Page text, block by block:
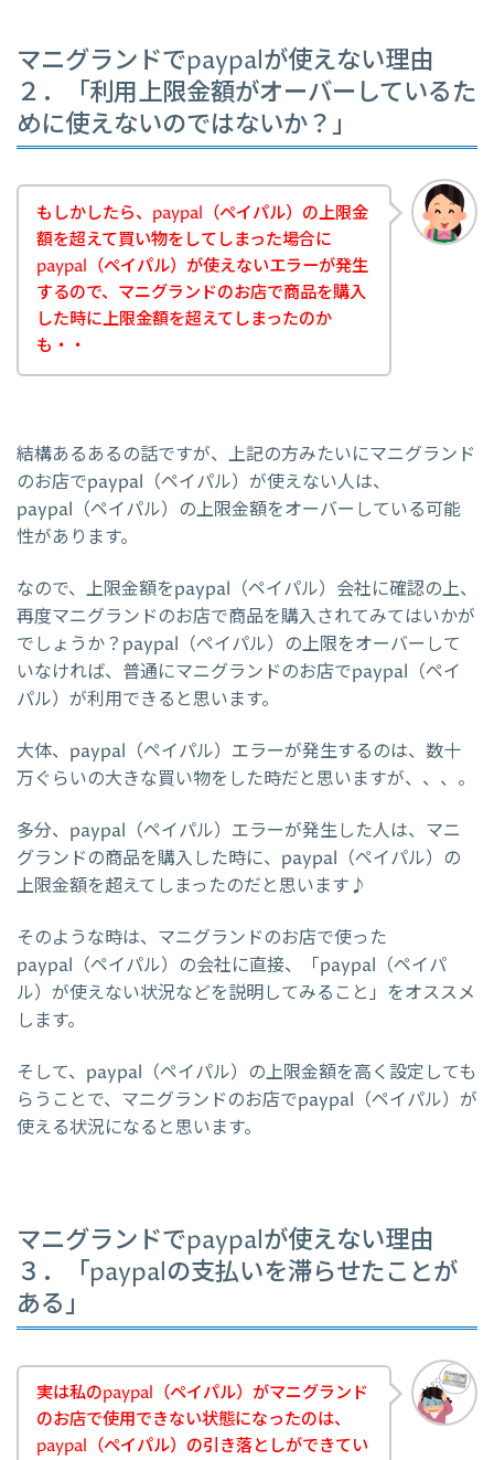
マニグランドでpaypalが使えない理由
２．「利用上限金額がオーバーしているた
めに使えないのではないか？」
もしかしたら、paypal（ペイパル）の上限金
額を超えて買い物をしてしまった場合に
paypal（ペイパル）が使えないエラーが発生
するので、マニグランドのお店で商品を購入
した時に上限金額を超えてしまったのか
も・・
結構あるあるの話ですが、上記の方みたいにマニグランド
のお店でpaypal（ペイパル）が使えない人は、
paypal（ペイパル）の上限金額をオーバーしている可能
性があります。
なので、上限金額をpaypal（ペイパル）会社に確認の上、
再度マニグランドのお店で商品を購入されてみてはいかが
でしょうか？paypal（ペイパル）の上限をオーバーして
いなければ、普通にマニグランドのお店でpaypal（ペイ
パル）が利用できると思います。
大体、paypal（ペイパル）エラーが発生するのは、数十
万ぐらいの大きな買い物をした時だと思いますが、、、。
多分、paypal（ペイパル）エラーが発生した人は、マニ
グランドの商品を購入した時に、paypal（ペイパル）の
上限金額を超えてしまったのだと思います♪
そのような時は、マニグランドのお店で使った
paypal（ペイパル）の会社に直接、「paypal（ペイパ
ル）が使えない状況などを説明してみること」をオススメ
します。
そして、paypal（ペイパル）の上限金額を高く設定しても
らうことで、マニグランドのお店でpaypal（ペイパル）が
使える状況になると思います。
マニグランドでpaypalが使えない理由
３．「paypalの支払いを滞らせたことが
ある」
実は私のpaypal（ペイパル）がマニグランド
のお店で使用できない状態になったのは、
paypal（ペイパル）の引き落としができてい